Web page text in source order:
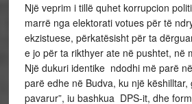
Një veprim i tillë quhet korrupcion
marrë nga elektorati votues për të
ekzistuese, përkatësisht për ta
e jo për ta rikthyer ate në pushtet, në
Një dukuri identike ndodhi më parë
parë edhe në Budva, ku një këshilltar,
pavarur”, iu bashkua DPS-it, dhe